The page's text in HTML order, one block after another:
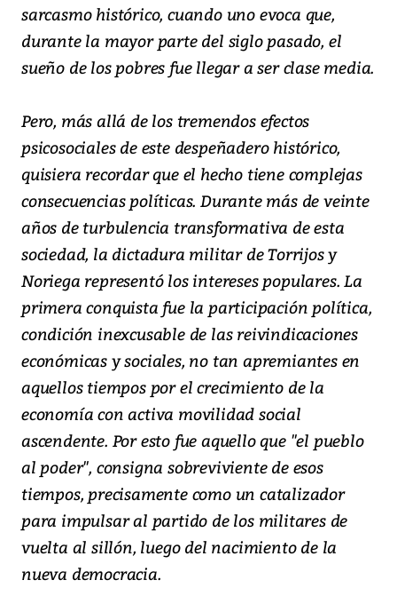
sarcasmo histórico, cuando uno evoca que,
durante la mayor parte del siglo pasado, el
sueño de los pobres fue llegar a ser clase media.
Pero, más allá de los tremendos efectos
psicosociales de este despeñadero histórico,
quisiera recordar que el hecho tiene complejas
consecuencias políticas. Durante más de veinte
años de turbulencia transformativa de esta
sociedad, la dictadura militar de Torrijos y
Noriega representó los intereses populares. La
primera conquista fue la participación política,
condición inexcusable de las reivindicaciones
económicas y sociales, no tan apremiantes en
aquellos tiempos por el crecimiento de la
economía con activa movilidad social
ascendente. Por esto fue aquello que "el pueblo
al poder", consigna sobreviviente de esos
tiempos, precisamente como un catalizador
para impulsar al partido de los militares de
vuelta al sillón, luego del nacimiento de la
nueva democracia.